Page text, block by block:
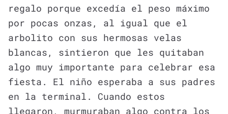
regalo porque excedía el peso máximo
por pocas onzas, al igual que el
arbolito con sus hermosas velas
blancas, sintieron que les quitaban
algo muy importante para celebrar esa
fiesta. El niño esperaba a sus padres
en la terminal. Cuando estos
llegaron, murmuraban algo contra los